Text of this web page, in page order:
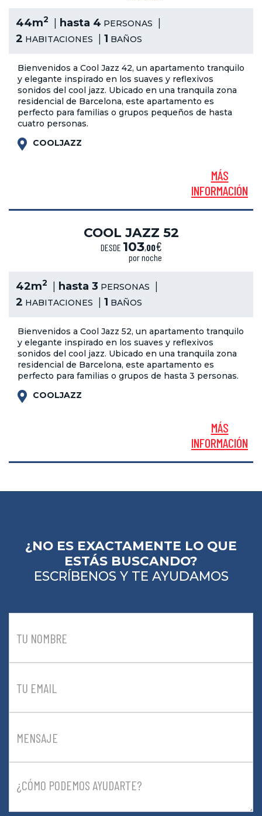
44m2 hasta 4 PERSONAS
2 HABITACIONES 1 BAÑOS
Bienvenidos a Cool Jazz 42, un apartamento tranquilo
y elegante inspirado en los suaves y reflexivos
sonidos del cool jazz. Ubicado en una tranquila zona
residencial de Barcelona, este apartamento es
perfecto para familias o grupos pequeños de hasta
cuatro personas.
COOLJAZZ
MÁS
INFORMACIÓN
COOL JAZZ 52
DESDE 103,00€
por noche
42m2 hasta 3 PERSONAS
2 HABITACIONES 1 BAÑOS
Bienvenidos a Cool Jazz 52, un apartamento tranquilo
y elegante inspirado en los suaves y reflexivos
sonidos del cool jazz. Ubicado en una tranquila zona
residencial de Barcelona, este apartamento es
perfecto para familias o grupos de hasta 3 personas.
COOLJAZZ
MÁS
INFORMACIÓN
¿NO ES EXACTAMENTE LO QUE
ESTÁS BUSCANDO?
ESCRÍBENOS Y TE AYUDAMOS